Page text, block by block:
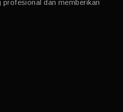
profesional dan memberikan